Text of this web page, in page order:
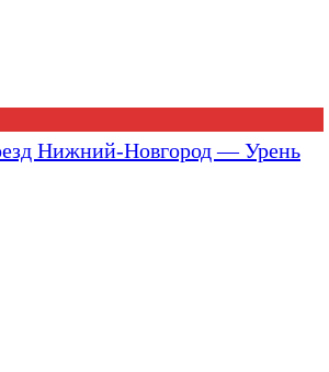
Нижний-Новгород — Урень